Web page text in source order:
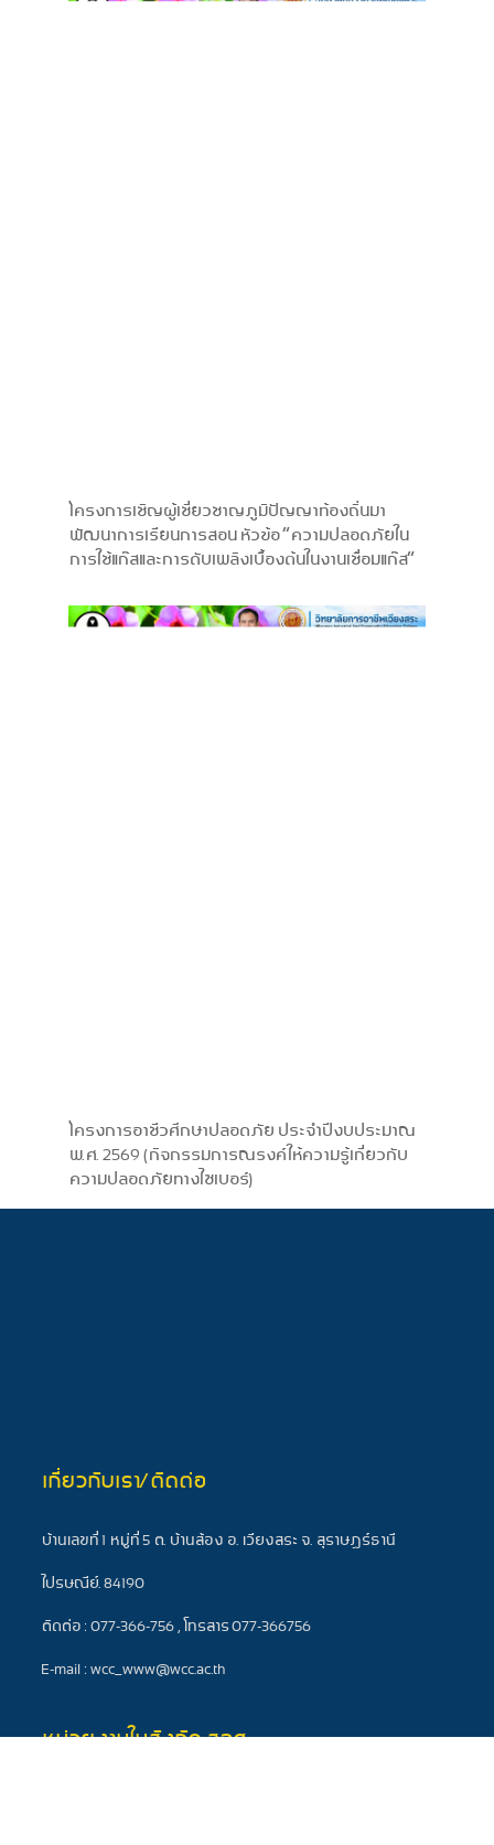
โครงการเชิญผู้เชี่ยวชาญภูมิปัญญาท้องถิ่นมา
พัฒนาการเรียนการสอน หัวข้อ “ความปลอดภัยใน
การใช้แก๊สและการดับเพลิงเบื้องต้นในงานเชื่อมแก๊ส”
โครงการอาชีวศึกษาปลอดภัย ประจำปีงบประมาณ
พ.ศ. 2569 (กิจกรรมการณรงค์ให้ความรู้เกี่ยวกับ
ความปลอดภัยทางไซเบอร์)
เกี่ยวกับเรา/ติดต่อ
บ้านเลขที่ 1 หมู่ที่ 5 ต. บ้านส้อง อ. เวียงสระ จ. สุราษฎร์ธานี
ไปรษณีย์. 84190
ติดต่อ : 077-366-756 , โทรสาร 077-366756
E-mail : wcc_www@wcc.ac.th
หน่วยงานในสังกัด สอศ.